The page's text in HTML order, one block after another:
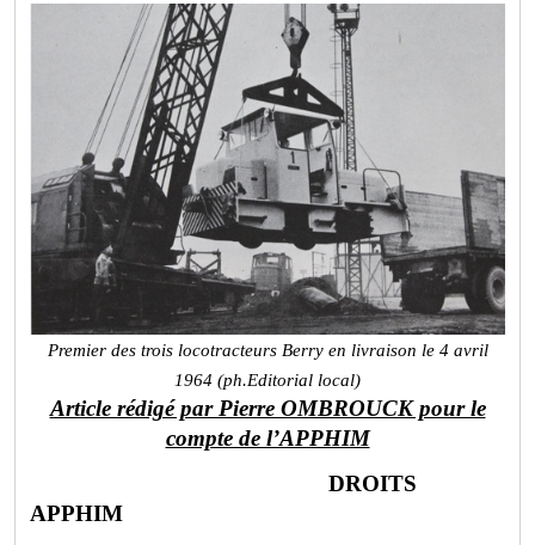
Premier des trois locotracteurs Berry en livraison le 4 avril
1964 (ph.Editorial local)
Article rédigé par Pierre OMBROUCK pour le
compte de l’APPHIM
DROITS
APPHIM